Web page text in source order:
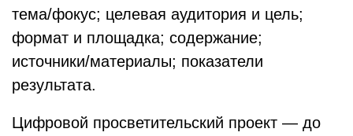
тема/фокус; целевая аудитория и цель;
формат и площадка; содержание;
источники/материалы; показатели
результата.
Цифровой просветительский проект — до